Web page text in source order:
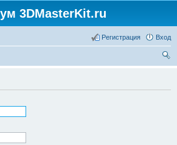
3DMasterKit.ru
Вход
Регистрация